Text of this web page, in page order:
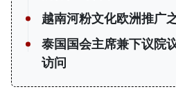
越南河粉文化欧洲推广
泰国国会主席兼下议院
访问